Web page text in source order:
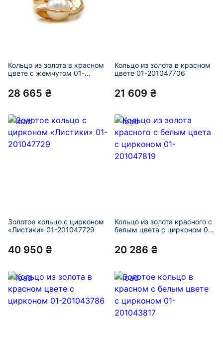
Кольцо из золота в красном
цвете с жемчугом 01-
28 665 ₴
Кольцо из золота в красном
цвете 01-201047706
21 609 ₴
Золотое кольцо с цирконом
«Листики» 01-201047729
40 950 ₴
Кольцо из золота красного с
белым цвета с цирконом 01-
20 286 ₴